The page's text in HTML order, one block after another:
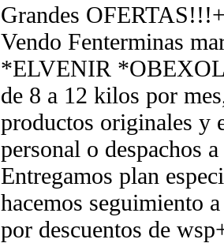
Grandes
Vendo Fenterminas
*ELVENIR
de 8 a 12 kilos por
productos originales y
personal o despachos
Entregamos plan
hacemos seguimiento
por descuentos de